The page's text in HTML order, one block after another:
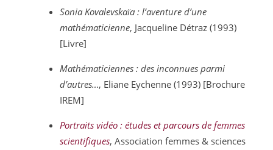
Sonia Kovalevskaïa : l’aventure d’une
mathématicienne, Jacqueline Détraz (1993)
[Livre]
Mathématiciennes : des inconnues parmi
d’autres…, Eliane Eychenne (1993) [Brochure
IREM]
Portraits vidéo : études et parcours de femmes
scientifiques, Association femmes & sciences